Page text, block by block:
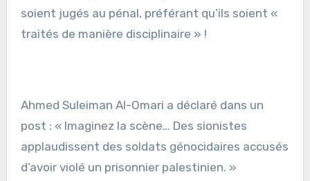
soient jugés au pénal, préférant qu’ils soient «
traités de manière disciplinaire » !
Ahmed Suleiman Al-Omari a déclaré dans un
post : « Imaginez la scène… Des sionistes
applaudissent des soldats génocidaires accusés
d’avoir violé un prisonnier palestinien. »